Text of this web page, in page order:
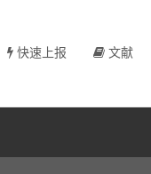
快速上报 文献